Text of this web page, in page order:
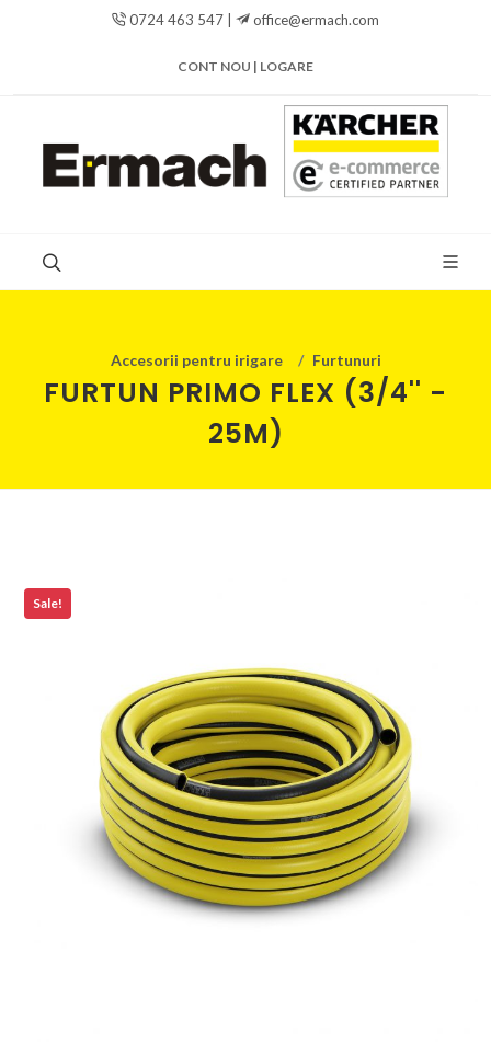
0724 463 547 | office@ermach.com
CONT NOU | LOGARE
Accesorii pentru irigare Furtunuri
FURTUN PRIMO FLEX (3/4'' -
25M)
Sale!